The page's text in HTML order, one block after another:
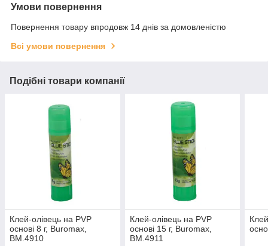
Умови повернення
Повернення товару впродовж 14 днів за домовленістю
Всі умови повернення
Подібні товари компанії
Клей-олівець на PVP
основі 8 г, Buromax,
BM.4910
Клей-олівець на PVP
основі 15 г, Buromax,
BM.4911